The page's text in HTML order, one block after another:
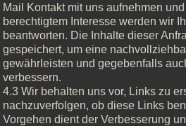
Mail Kontakt mit uns aufnehmen
berechtigtem Interesse werden wir
beantworten. Die Inhalte dieser
gespeichert, um eine
gewährleisten und gegebenfalls
verbessern.
4.3 Wir behalten uns vor, Links zu
nachzuverfolgen, ob diese Links
Vorgehen dient der Verbesserung